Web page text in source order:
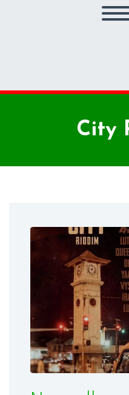
City